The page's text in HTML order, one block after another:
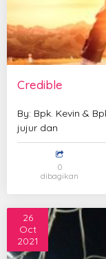
Credible
By: Bpk. Kevin &
jujur dan
0
dibagikan
26
Oct
2021